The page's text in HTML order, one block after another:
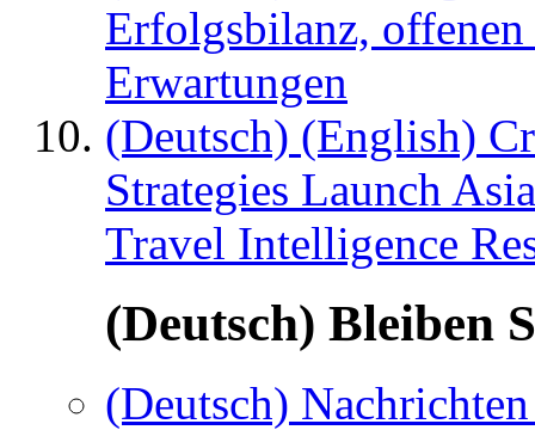
Erfolgsbilanz,
Erwartungen
(Deutsch) (English)
Strategies Launch
Travel Intelligence
(Deutsch) Bleiben
(Deutsch)